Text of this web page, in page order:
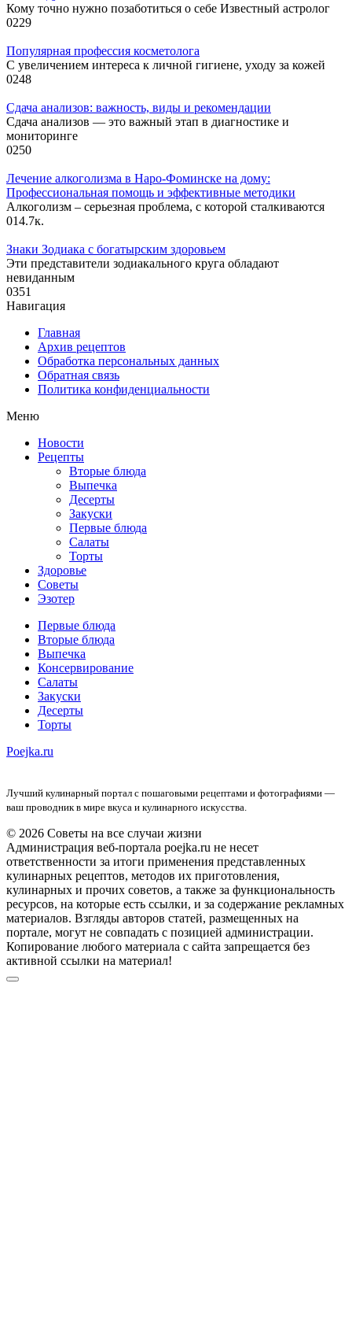
Кому точно нужно позаботиться о себе Известный астролог
0229
Популярная профессия косметолога
С увеличением интереса к личной гигиене, уходу за кожей
0248
Сдача анализов: важность, виды и рекомендации
Сдача анализов — это важный этап в диагностике и
мониторинге
0250
Лечение алкоголизма в Наро-Фоминске на дому:
Профессиональная помощь и эффективные методики
Алкоголизм – серьезная проблема, с которой сталкиваются
014.7к.
Знаки Зодиака с богатырским здоровьем
Эти представители зодиакального круга обладают
невиданным
0351
Навигация
Главная
Архив рецептов
Обработка персональных данных
Обратная связь
Политика конфиденциальности
Меню
Новости
Рецепты
Вторые блюда
Выпечка
Десерты
Закуски
Первые блюда
Салаты
Торты
Здоровье
Советы
Эзотер
Первые блюда
Вторые блюда
Выпечка
Консервирование
Салаты
Закуски
Десерты
Торты
Poejka.ru
Лучший кулинарный портал с пошаговыми рецептами и фотографиями —
ваш проводник в мире вкуса и кулинарного искусства.
© 2026 Советы на все случаи жизни
Администрация веб-портала poejka.ru не несет
ответственности за итоги применения представленных
кулинарных рецептов, методов их приготовления,
кулинарных и прочих советов, а также за функциональность
ресурсов, на которые есть ссылки, и за содержание рекламных
материалов. Взгляды авторов статей, размещенных на
портале, могут не совпадать с позицией администрации.
Копирование любого материала с сайта запрещается без
активной ссылки на материал!